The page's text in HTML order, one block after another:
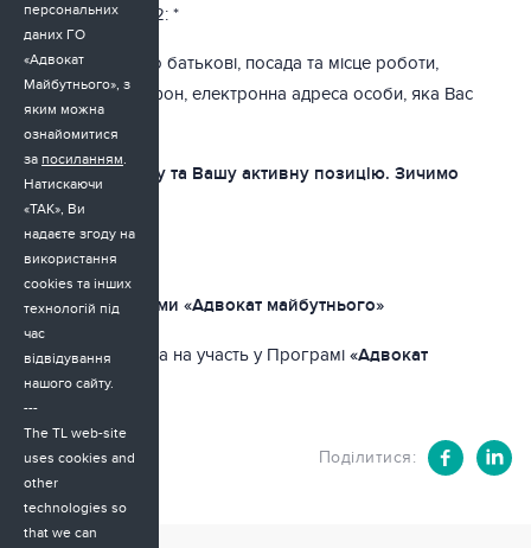
Рекомендація №2: *
Прізвище, ім’я, по батькові, посада та місце роботи,
контактний телефон, електронна адреса особи, яка Вас
рекомендує
Дякуємо за увагу та Вашу активну позицію. Зичимо
успіхів!
З повагою,
Команда програми «Адвокат майбутнього»
Анкетакандидата на участь у Програмі «Адвокат
майбутнього»
18.12.2018 Поділитися:
персональних
даних ГО
«Адвокат
Майбутнього», з
яким можна
ознайомитися
за посиланням.
Натискаючи
«ТАК», Ви
надаєте згоду на
використання
cookies та інших
технологій під
час
відвідування
нашого сайту.
---
The TL web-site
uses cookies and
other
technologies so
that we can